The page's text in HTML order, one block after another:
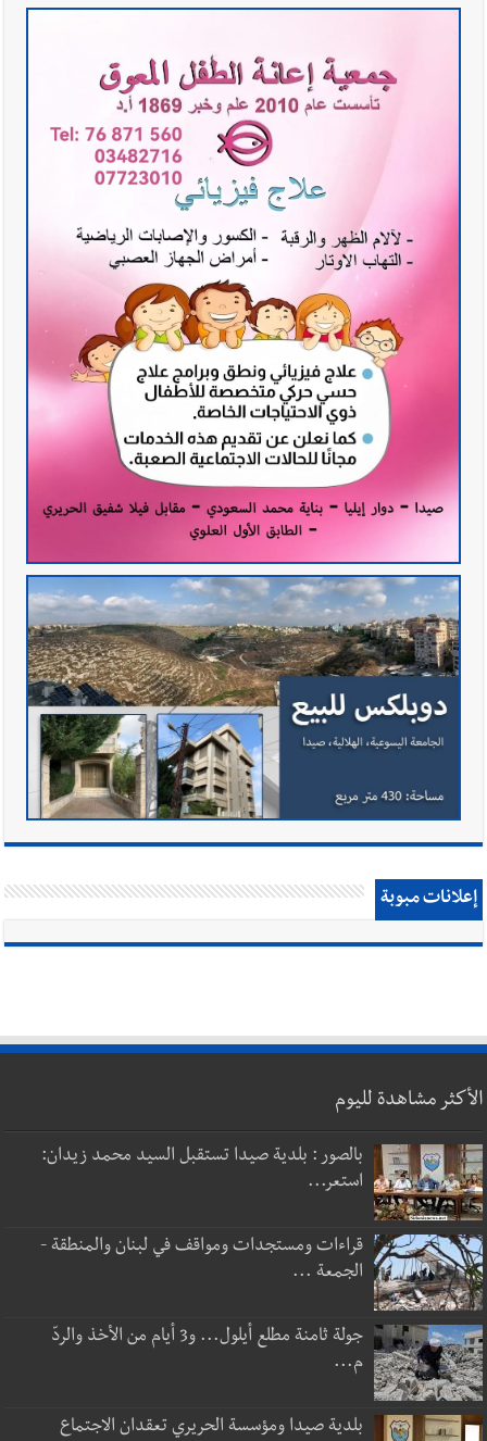
إعلانات مبوبة
الأكثر مشاهدة لليوم
بالصور : بلدية صيدا تستقبل السيد محمد زيدان:
استعر...
قراءات ومستجدات ومواقف في لبنان والمنطقة -
الجمعة ...
جولة ثامنة مطلع أيلول... و3 أيام من الأخذ والردّ
م...
بلدية صيدا ومؤسسة الحريري تعقدان الاجتماع